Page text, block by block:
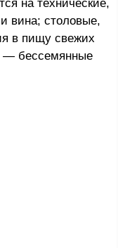
на технические,
вина; столовые,
в пищу свежих
— бессемянные